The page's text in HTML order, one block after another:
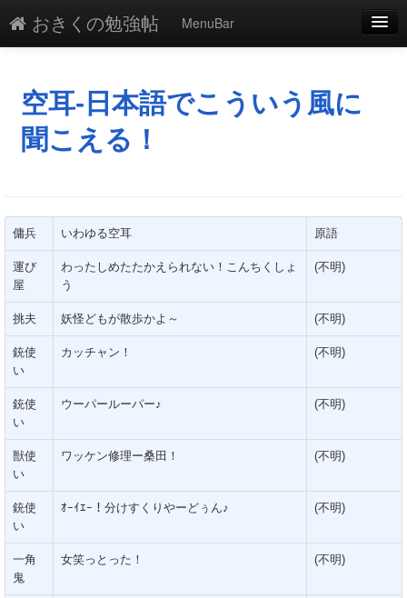
おきくの勉強帖
MenuBar
添付
凍結
一覧
単語検索
空耳-日本語でこういう風に
聞こえる！
傭兵 いわゆる空耳 原語
運び
屋
わったしめたたかえられない！こんちくしょ
う
(不明)
挑夫 妖怪どもが散歩かよ～ (不明)
銃使
い
カッチャン！ (不明)
銃使
い
ウーパールーパー♪ (不明)
獣使
い
ワッケン修理ー桑田！ (不明)
銃使
い
ｵｰｲｴｰ！分けすくりやーどぅん♪ (不明)
一角
鬼
女笑っとった！ (不明)